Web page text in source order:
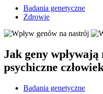
Badania genetyczne
Zdrowie
Jak geny
psychiczne
Badania genetyczne